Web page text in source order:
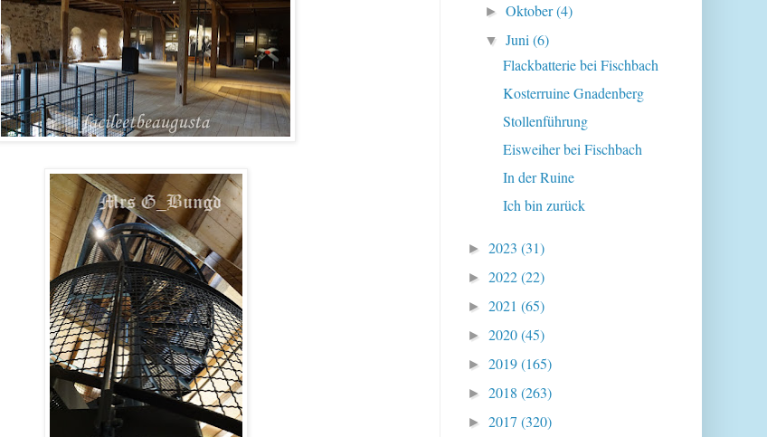
►Oktober(4)
▼Juni(6)
Flackbatterie bei Fischbach
Kosterruine Gnadenberg
Stollenführung
Eisweiher bei Fischbach
In der Ruine
Ich bin zurück
► 2023 (31)
► 2022(22)
► 2021 (65)
► 2020(45)
► 2019(165)
► 2018 (263)
► 2017 (320)